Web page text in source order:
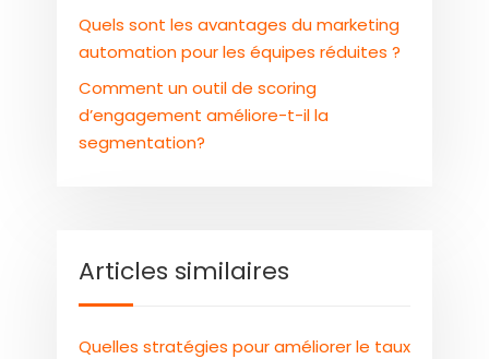
Quels sont les avantages du marketing
automation pour les équipes réduites ?
Comment un outil de scoring
d’engagement améliore-t-il la
segmentation?
Articles similaires
Quelles stratégies pour améliorer le taux